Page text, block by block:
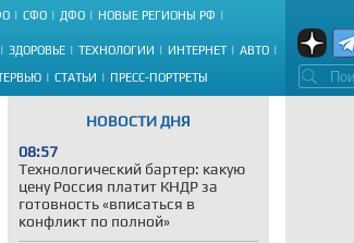
СФО ДФО НОВЫЕ РЕГИОНЫ РФ
ЗДОРОВЬЕ ТЕХНОЛОГИИ ИНТЕРНЕТ АВТО
СТАТЬИ ПРЕСС-ПОРТРЕТЫ
НОВОСТИ ДНЯ
08:57
Технологический бартер: какую
цену Россия платит КНДР за
готовность «вписаться в
конфликт по полной»